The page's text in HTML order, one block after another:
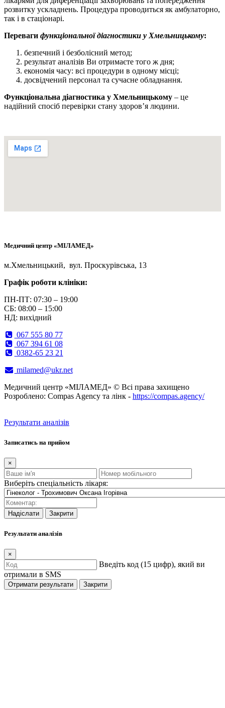
розвитку ускладнень. Процедура проводиться як амбулаторно,
так і в стаціонарі.
Переваги функціональної діагностики у Хмельницькому:
безпечний і безболісний метод;
результат аналізів Ви отримаєте того ж дня;
економія часу: всі процедури в одному місці;
досвідчений персонал та сучасне обладнання.
Функціональна діагностика у Хмельницькому – це
надійний спосіб перевірки стану здоров’я людини.
Медичний центр «МІЛАМЕД»
м.Хмельницький, вул. Проскурівська, 13
Графік роботи клініки:
ПН-ПТ: 07:30 – 19:00
СБ: 08:00 – 15:00
НД: вихідний
067 555 80 77
067 394 61 08
0382-65 23 21
milamed@ukr.net
Медичний центр «МІЛАМЕД» © Всі права захищено
Розроблено: Compas Agency та лінк - https://compas.agency/
Результати аналізів
Записатись на прийом
×
Виберіть спеціальність лікаря:
Надіслати Закрити
Результати аналізів
×
Введіть код (15 цифр), який ви
отримали в SMS
Отримати результати Закрити